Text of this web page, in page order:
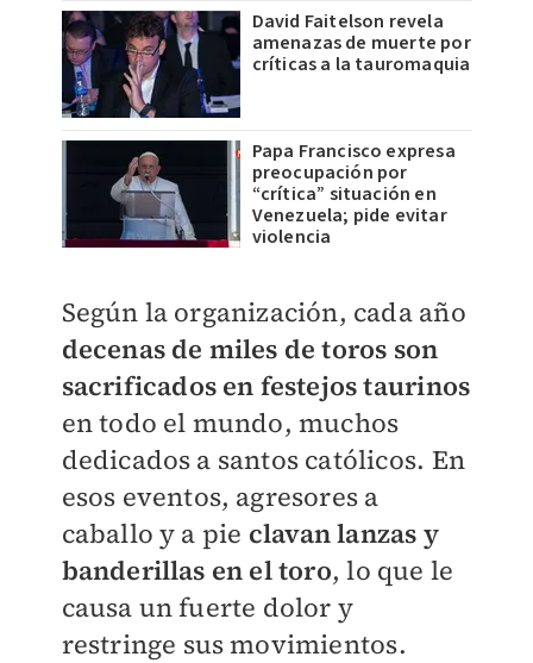
David Faitelson revela
amenazas de muerte por
críticas a la tauromaquia
Papa Francisco expresa
preocupación por
“crítica” situación en
Venezuela; pide evitar
violencia
Según la organización, cada año
decenas de miles de toros son
sacrificados en festejos taurinos
en todo el mundo, muchos
dedicados a santos católicos. En
esos eventos, agresores a
caballo y a pie clavan lanzas y
banderillas en el toro, lo que le
causa un fuerte dolor y
restringe sus movimientos.